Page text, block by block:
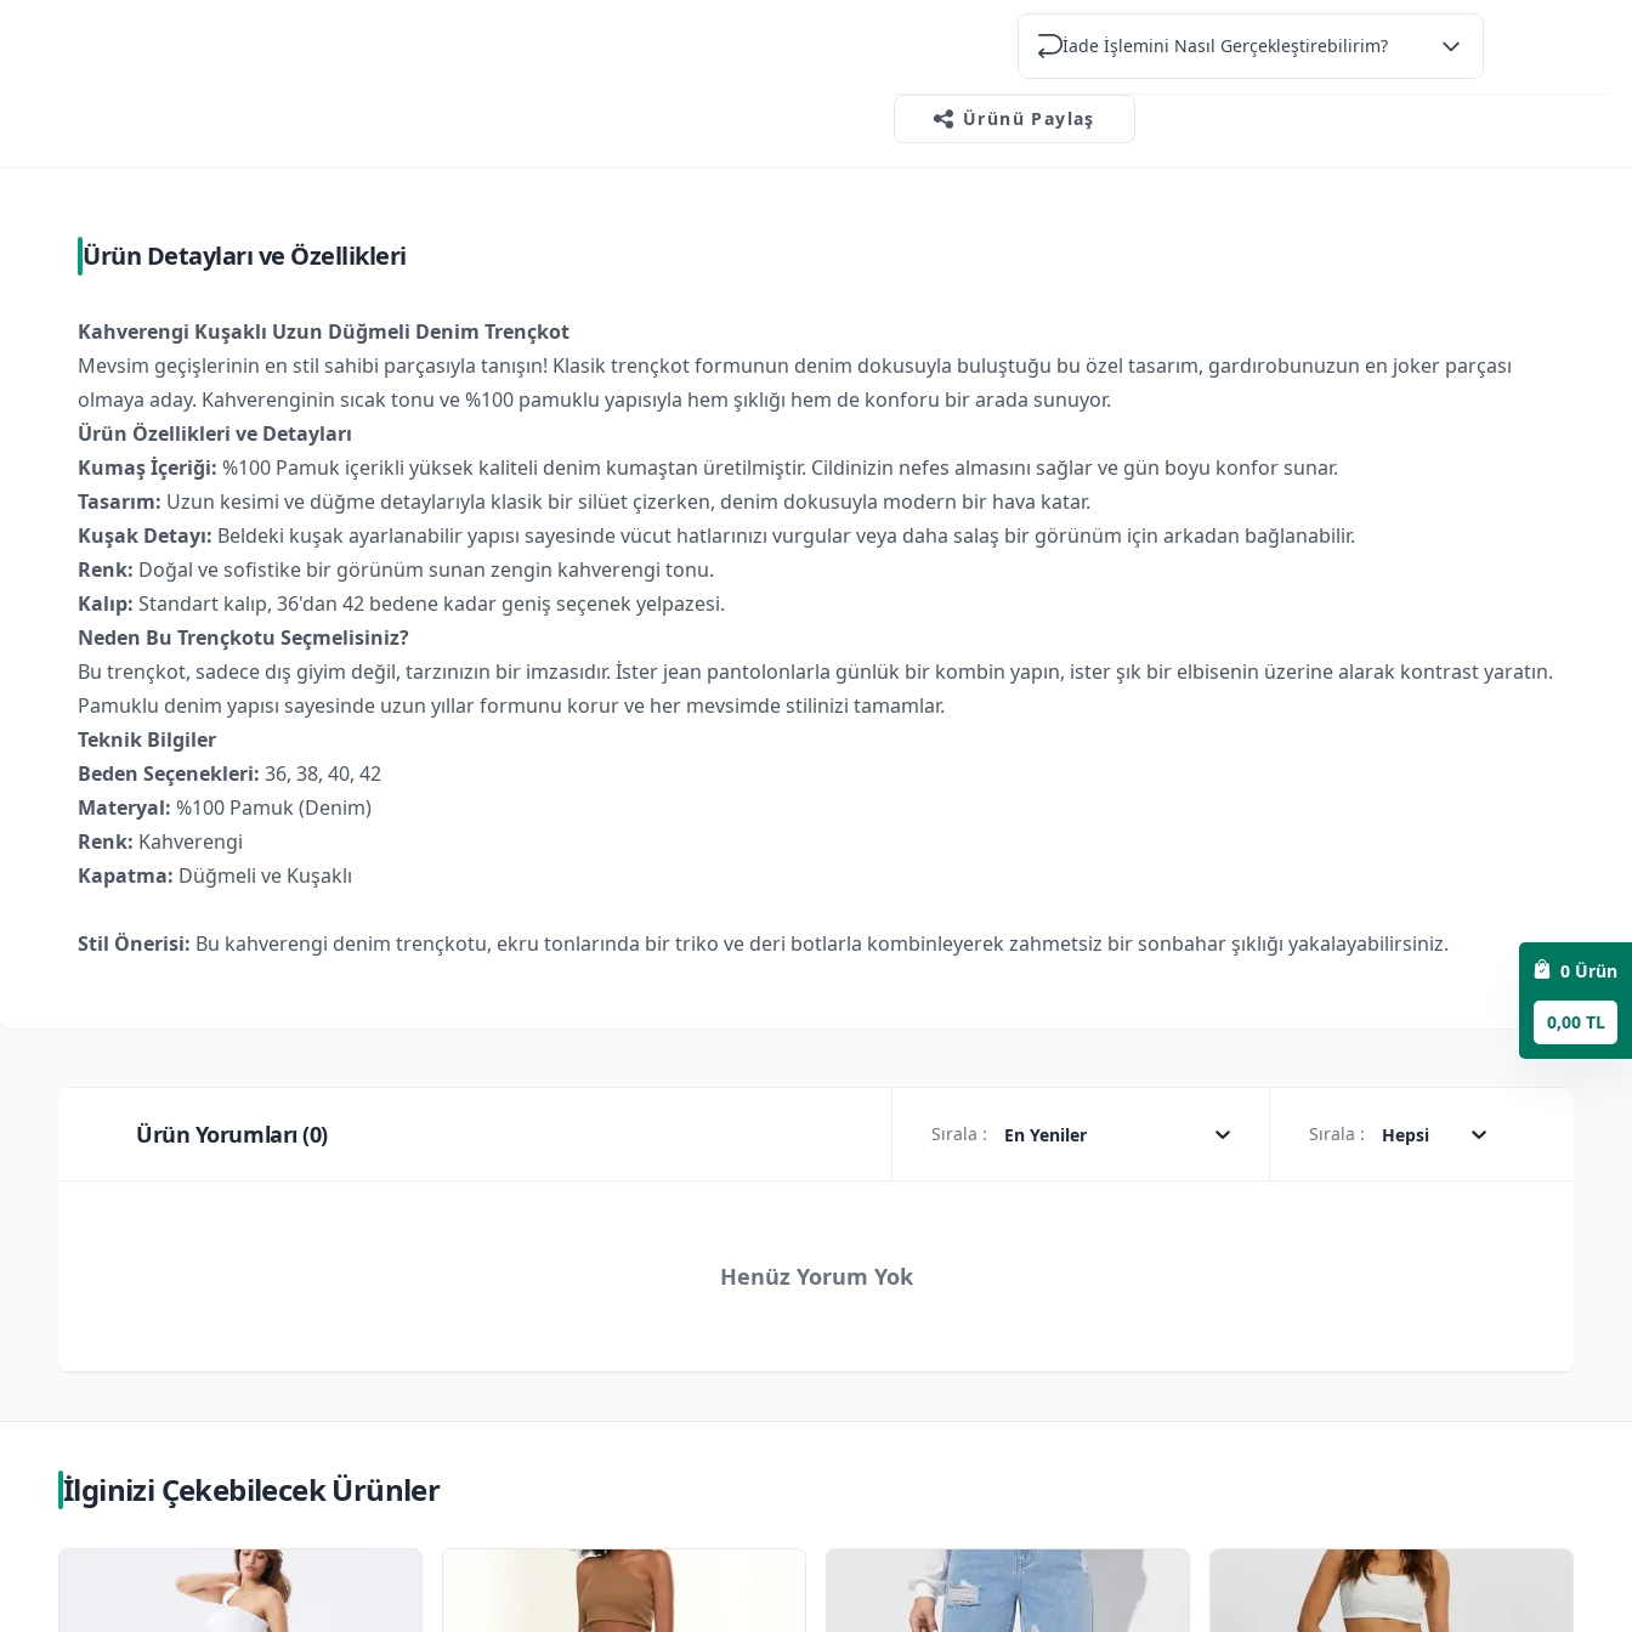
İade İşlemini Nasıl Gerçekleştirebilirim?
Ürünü Paylaş
Ürün Detayları ve Özellikleri
Kahverengi Kuşaklı Uzun Düğmeli Denim Trençkot
Mevsim geçişlerinin en stil sahibi parçasıyla tanışın! Klasik trençkot formunun denim dokusuyla buluştuğu bu özel tasarım, gardırobunuzun en joker parçası
olmaya aday. Kahverenginin sıcak tonu ve %100 pamuklu yapısıyla hem şıklığı hem de konforu bir arada sunuyor.
Ürün Özellikleri ve Detayları
Kumaş İçeriği: %100 Pamuk içerikli yüksek kaliteli denim kumaştan üretilmiştir. Cildinizin nefes almasını sağlar ve gün boyu konfor sunar.
Tasarım: Uzun kesimi ve düğme detaylarıyla klasik bir silüet çizerken, denim dokusuyla modern bir hava katar.
Kuşak Detayı: Beldeki kuşak ayarlanabilir yapısı sayesinde vücut hatlarınızı vurgular veya daha salaş bir görünüm için arkadan bağlanabilir.
Renk: Doğal ve sofistike bir görünüm sunan zengin kahverengi tonu.
Kalıp: Standart kalıp, 36'dan 42 bedene kadar geniş seçenek yelpazesi.
Neden Bu Trençkotu Seçmelisiniz?
Bu trençkot, sadece dış giyim değil, tarzınızın bir imzasıdır. İster jean pantolonlarla günlük bir kombin yapın, ister şık bir elbisenin üzerine alarak kontrast yaratın.
Pamuklu denim yapısı sayesinde uzun yıllar formunu korur ve her mevsimde stilinizi tamamlar.
Teknik Bilgiler
Beden Seçenekleri: 36, 38, 40, 42
Materyal: %100 Pamuk (Denim)
Renk: Kahverengi
Kapatma: Düğmeli ve Kuşaklı
Stil Önerisi: Bu kahverengi denim trençkotu, ekru tonlarında bir triko ve deri botlarla kombinleyerek zahmetsiz bir sonbahar şıklığı yakalayabilirsiniz.
Ürün Yorumları (0) Sırala : En Yeniler Sırala : Hepsi
Henüz Yorum Yok
İlginizi Çekebilecek Ürünler
0 Ürün
0,00 TL